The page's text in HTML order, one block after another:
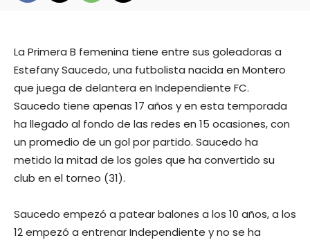
La Primera B femenina tiene entre sus goleadoras a
Estefany Saucedo, una futbolista nacida en Montero
que juega de delantera en Independiente FC.
Saucedo tiene apenas 17 años y en esta temporada
ha llegado al fondo de las redes en 15 ocasiones, con
un promedio de un gol por partido. Saucedo ha
metido la mitad de los goles que ha convertido su
club en el torneo (31).
Saucedo empezó a patear balones a los 10 años, a los
12 empezó a entrenar Independiente y no se ha